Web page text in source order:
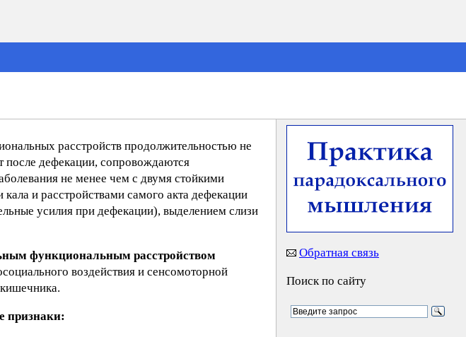
расстройств продолжительностью не
после дефекации, сопровождаются
не менее чем с двумя стойкими
и расстройствами самого акта дефекации
усилия при дефекации), выделением слизи
функциональным расстройством
воздействия и сенсомоторной
признаки:
Обратная связь
Поиск по сайту